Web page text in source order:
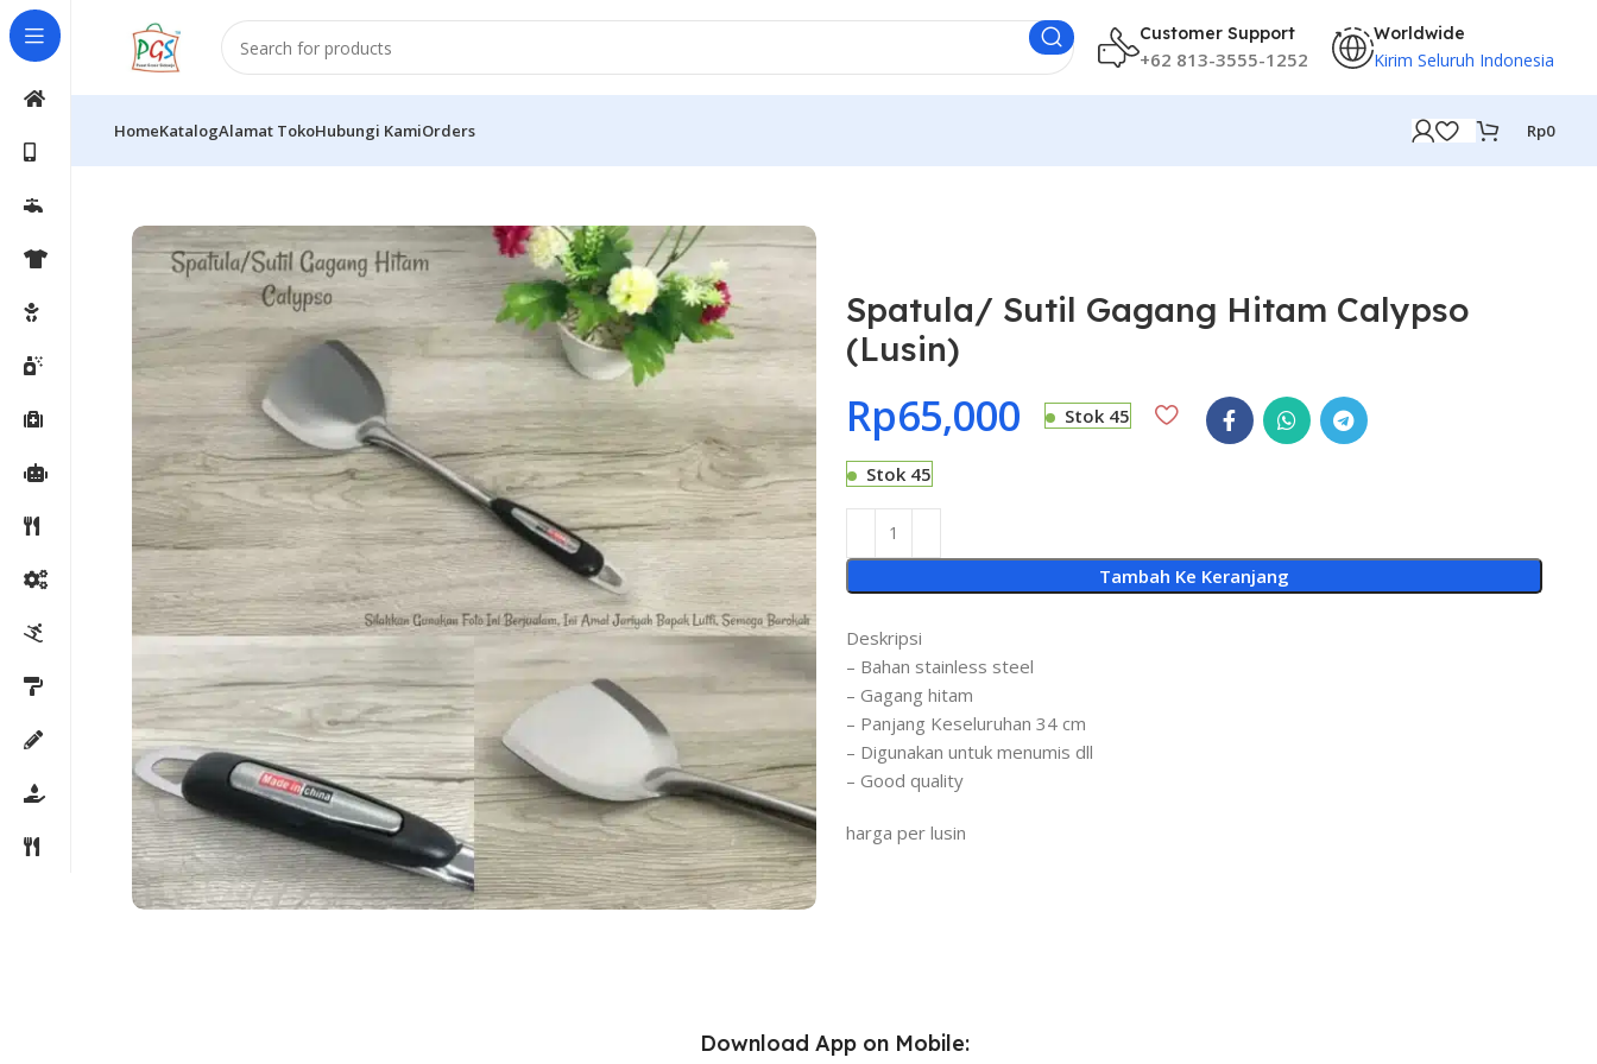
Customer Support
+62 813-3555-1252
Worldwide
Kirim Seluruh Indonesia
HomeKatalogAlamat TokoHubungi KamiOrders Rp0
Spatula/ Sutil Gagang Hitam Calypso
(Lusin)
Rp65,000 Stok 45
Stok 45
Tambah Ke Keranjang
Deskripsi
– Bahan stainless steel
– Gagang hitam
– Panjang Keseluruhan 34 cm
– Digunakan untuk menumis dll
– Good quality
harga per lusin
Download App on Mobile: